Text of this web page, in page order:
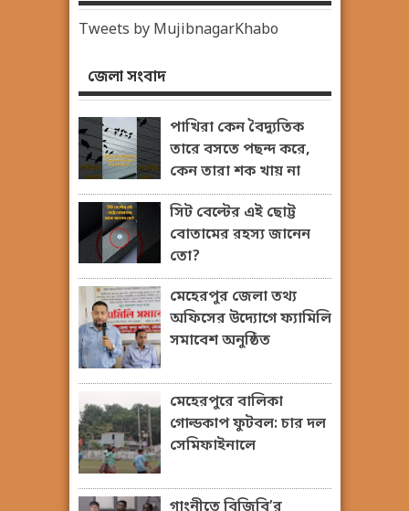
Tweets by MujibnagarKhabo
জেলা সংবাদ
পাখিরা কেন বৈদ্যুতিক
তারে বসতে পছন্দ করে,
কেন তারা শক খায় না
সিট বেল্টের এই ছোট্ট
বোতামের রহস্য জানেন
তো?
মেহেরপুর জেলা তথ্য
অফিসের উদ্যোগে ফ্যামিলি
সমাবেশ অনুষ্ঠিত
মেহেরপুরে বালিকা
গোল্ডকাপ ফুটবল: চার দল
সেমিফাইনালে